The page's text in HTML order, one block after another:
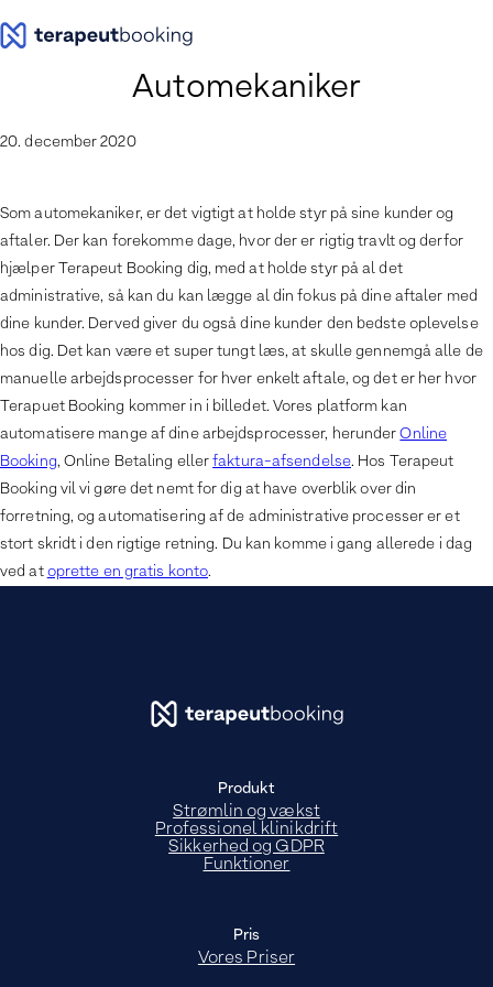
til
Automekaniker
20. december 2020
Som automekaniker, er det vigtigt at holde styr på sine kunder og
aftaler. Der kan forekomme dage, hvor der er rigtig travlt og derfor
hjælper Terapeut Booking dig, med at holde styr på al det
administrative, så kan du kan lægge al din fokus på dine aftaler med
dine kunder. Derved giver du også dine kunder den bedste oplevelse
hos dig. Det kan være et super tungt læs, at skulle gennemgå alle de
manuelle arbejdsprocesser for hver enkelt aftale, og det er her hvor
Terapuet Booking kommer in i billedet. Vores platform kan
automatisere mange af dine arbejdsprocesser, herunderOnline
Booking, Online Betaling ellerfaktura-afsendelse. Hos Terapeut
Booking vil vi gøre det nemt for dig at have overblik over din
forretning, og automatisering af de administrative processer er et
stort skridt i den rigtige retning. Du kan komme i gang allerede i dag
ved atoprette en gratis konto.
Produkt
Strømlin og vækst
Professionel klinikdrift
Sikkerhed og GDPR
Funktioner
Pris
Vores Priser